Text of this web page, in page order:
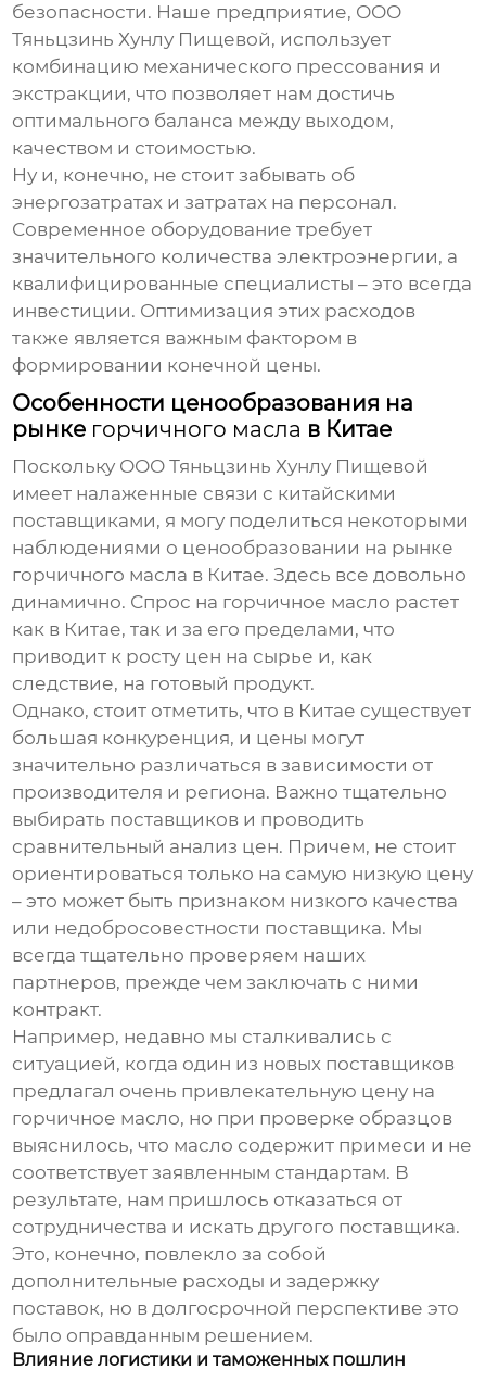
безопасности. Наше предприятие, ООО
Тяньцзинь Хунлу Пищевой, использует
комбинацию механического прессования и
экстракции, что позволяет нам достичь
оптимального баланса между выходом,
качеством и стоимостью.
Ну и, конечно, не стоит забывать об
энергозатратах и затратах на персонал.
Современное оборудование требует
значительного количества электроэнергии, а
квалифицированные специалисты – это всегда
инвестиции. Оптимизация этих расходов
также является важным фактором в
формировании конечной цены.
Особенности ценообразования на
рынке горчичного масла в Китае
Поскольку ООО Тяньцзинь Хунлу Пищевой
имеет налаженные связи с китайскими
поставщиками, я могу поделиться некоторыми
наблюдениями о ценообразовании на рынке
горчичного масла в Китае. Здесь все довольно
динамично. Спрос на горчичное масло растет
как в Китае, так и за его пределами, что
приводит к росту цен на сырье и, как
следствие, на готовый продукт.
Однако, стоит отметить, что в Китае существует
большая конкуренция, и цены могут
значительно различаться в зависимости от
производителя и региона. Важно тщательно
выбирать поставщиков и проводить
сравнительный анализ цен. Причем, не стоит
ориентироваться только на самую низкую цену
– это может быть признаком низкого качества
или недобросовестности поставщика. Мы
всегда тщательно проверяем наших
партнеров, прежде чем заключать с ними
контракт.
Например, недавно мы сталкивались с
ситуацией, когда один из новых поставщиков
предлагал очень привлекательную цену на
горчичное масло, но при проверке образцов
выяснилось, что масло содержит примеси и не
соответствует заявленным стандартам. В
результате, нам пришлось отказаться от
сотрудничества и искать другого поставщика.
Это, конечно, повлекло за собой
дополнительные расходы и задержку
поставок, но в долгосрочной перспективе это
было оправданным решением.
Влияние логистики и таможенных пошлин